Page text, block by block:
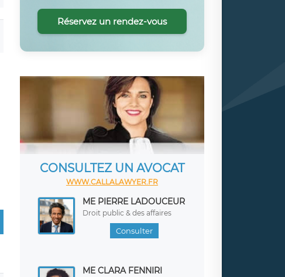
Réservez un rendez-vous
CONSULTEZ UN AVOCAT
WWW.CALLALAWYER.FR
ME PIERRE LADOUCEUR
Droit public & des affaires
Consulter
ME CLARA FENNIRI